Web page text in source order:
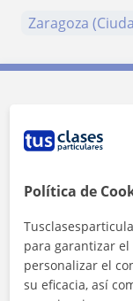
Zaragoza
Política de
para garantizar
personalizar el
su eficacia, así